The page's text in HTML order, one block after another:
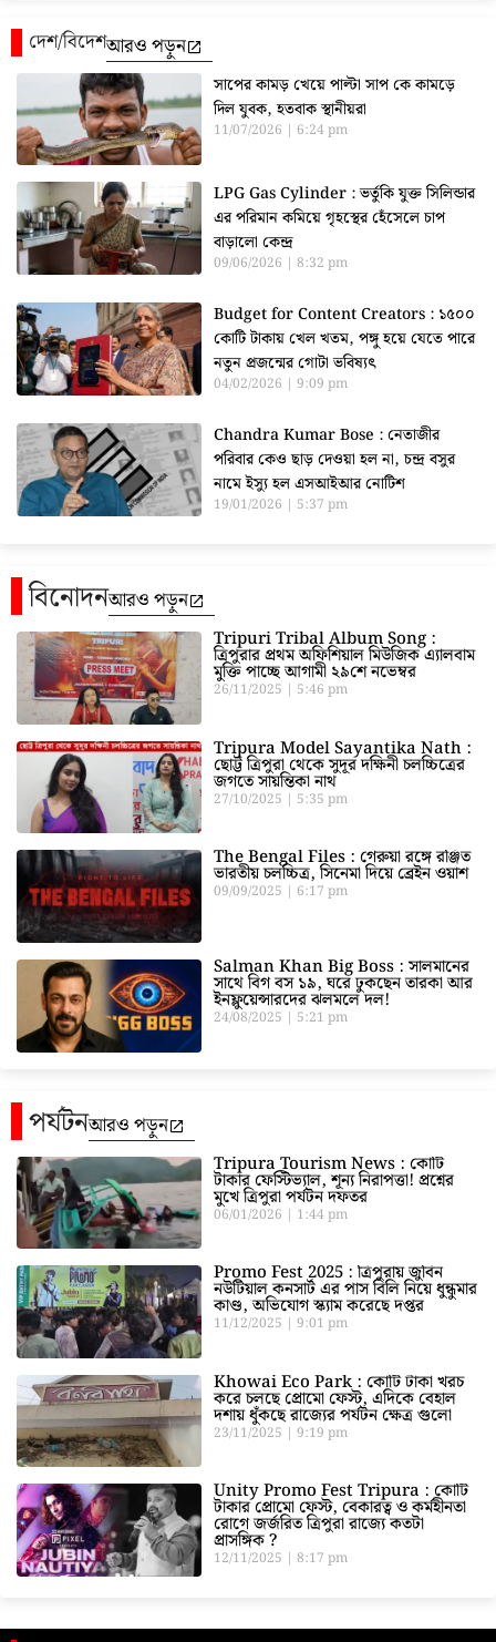
দেশ/বিদেশআরও পড়ুন
সাপের কামড় খেয়ে পাল্টা সাপ কে কামড়ে
দিল যুবক, হতবাক স্থানীয়রা
11/07/2026 6:24 pm
LPG Gas Cylinder : ভর্তুকি যুক্ত সিলিন্ডার
এর পরিমান কমিয়ে গৃহস্থের হেঁসেলে চাপ
বাড়ালো কেন্দ্র
09/06/2026 8:32 pm
Budget for Content Creators : ১৫০০
কোটি টাকায় খেল খতম, পঙ্গু হয়ে যেতে পারে
নতুন প্রজন্মের গোটা ভবিষ্যৎ
04/02/2026 9:09 pm
Chandra Kumar Bose : নেতাজীর
পরিবার কেও ছাড় দেওয়া হল না, চন্দ্র বসুর
নামে ইস্যু হল এসআইআর নোটিশ
19/01/2026 5:37 pm
বিনোদনআরও পড়ুন
Tripuri Tribal Album Song :
ত্রিপুরার প্রথম অফিশিয়াল মিউজিক এ্যালবাম
মুক্তি পাচ্ছে আগামী ২৯শে নভেম্বর
26/11/2025 5:46 pm
Tripura Model Sayantika Nath :
ছোট্ট ত্রিপুরা থেকে সুদূর দক্ষিনী চলচ্চিত্রের
জগতে সায়ন্তিকা নাথ
27/10/2025 5:35 pm
The Bengal Files : গেরুয়া রঙ্গে রঞ্জিত
ভারতীয় চলচ্চিত্র, সিনেমা দিয়ে ব্রেইন ওয়াশ
09/09/2025 6:17 pm
Salman Khan Big Boss : সালমানের
সাথে বিগ বস ১৯, ঘরে ঢুকছেন তারকা আর
ইনফ্লুয়েন্সারদের ঝলমলে দল!
24/08/2025 5:21 pm
পর্যটনআরও পড়ুন
Tripura Tourism News : কোটি
টাকার ফেস্টিভ্যাল, শূন্য নিরাপত্তা! প্রশ্নের
মুখে ত্রিপুরা পর্যটন দফতর
06/01/2026 1:44 pm
Promo Fest 2025 : ত্রিপুরায় জুবিন
নউটিয়াল কনসার্ট এর পাস বিলি নিয়ে ধুন্ধুমার
কাণ্ড, অভিযোগ স্ক্যাম করেছে দপ্তর
11/12/2025 9:01 pm
Khowai Eco Park : কোটি টাকা খরচ
করে চলছে প্রোমো ফেস্ট, এদিকে বেহাল
দশায় ধুঁকছে রাজ্যের পর্যটন ক্ষেত্র গুলো
23/11/2025 9:19 pm
Unity Promo Fest Tripura : কোটি
টাকার প্রোমো ফেস্ট, বেকারত্ব ও কর্মহীনতা
রোগে জর্জরিত ত্রিপুরা রাজ্যে কতটা
প্রাসঙ্গিক ?
12/11/2025 8:17 pm